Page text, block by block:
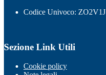
Codice Univoco: ZO2V1J
Sezione Link Utili
Cookie policy